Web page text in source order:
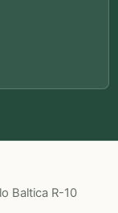
Baltica R-10